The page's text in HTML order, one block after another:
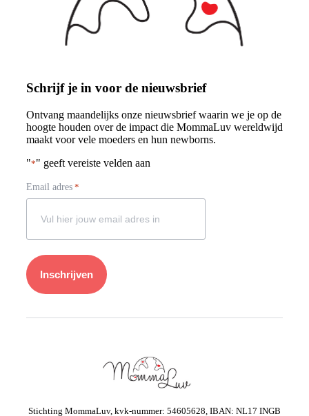
Schrijf je in voor de nieuwsbrief
Ontvang maandelijks onze nieuwsbrief waarin we je op de
hoogte houden over de impact die MommaLuv wereldwijd
maakt voor vele moeders en hun newborns.
"*" geeft vereiste velden aan
Email adres *
Stichting MommaLuv, kvk-nummer: 54605628, IBAN: NL17 INGB